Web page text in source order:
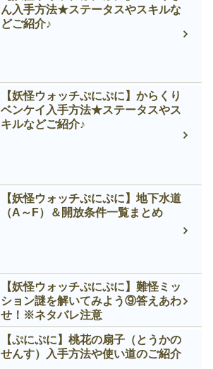
ん入手方法★ステータスやスキルな
どご紹介♪
【妖怪ウォッチぷにぷに】からくり
ベンケイ入手方法★ステータスやス
キルなどご紹介♪
【妖怪ウォッチぷにぷに】地下水道
（A～F）＆開放条件一覧まとめ
【妖怪ウォッチぷにぷに】難怪ミッ
ション謎を解いてみよう⑨答えあわ
せ！※ネタバレ注意
【ぷにぷに】桃花の扇子（とうかの
せんす）入手方法や使い道のご紹介